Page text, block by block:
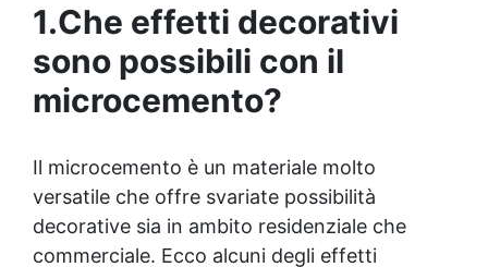
1.Che effetti decorativi
sono possibili con il
microcemento?
Il microcemento è un materiale molto
versatile che offre svariate possibilità
decorative sia in ambito residenziale che
commerciale. Ecco alcuni degli effetti